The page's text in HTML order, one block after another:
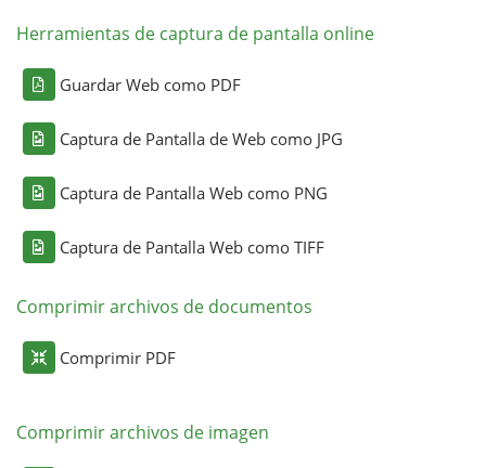
Herramientas de captura de pantalla online
Guardar Web como PDF
Captura de Pantalla de Web como JPG
Captura de Pantalla Web como PNG
Captura de Pantalla Web como TIFF
Comprimir archivos de documentos
Comprimir PDF
Comprimir archivos de imagen